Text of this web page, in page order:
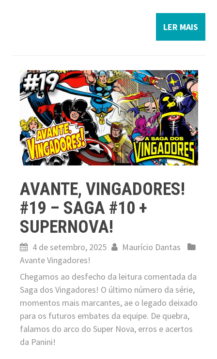
LER MAIS
AVANTE, VINGADORES!
#19 – SAGA #10 +
SUPERNOVA!
4 de setembro, 2025
Maurício Dantas
Avante Vingadores!
Chegamos ao desfecho da leitura comentada da
Saga dos Vingadores! O último número da série,
momentos mais marcantes, ae o legado deixado
para os futuros embates da equipe. De quebra,
falamos do arco do Super Nova, erros e acertos
da Panini!